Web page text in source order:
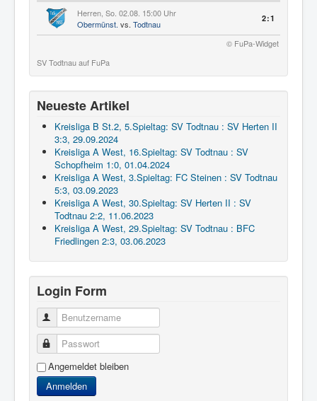
Herren, So. 02.08. 15:00 Uhr
Obermünst. vs. Todtnau
2:1
© FuPa-Widget
SV Todtnau auf FuPa
Neueste Artikel
Kreisliga B St.2, 5.Spieltag: SV Todtnau : SV Herten II
3:3, 29.09.2024
Kreisliga A West, 16.Spieltag: SV Todtnau : SV
Schopfheim 1:0, 01.04.2024
Kreisliga A West, 3.Spieltag: FC Steinen : SV Todtnau
5:3, 03.09.2023
Kreisliga A West, 30.Spieltag: SV Herten II : SV
Todtnau 2:2, 11.06.2023
Kreisliga A West, 29.Spieltag: SV Todtnau : BFC
Friedlingen 2:3, 03.06.2023
Login Form
Benutzername
Passwort
Angemeldet bleiben
Anmelden